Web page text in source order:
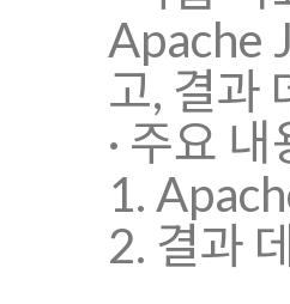
Apache
고, 결과
· 주요 내
1.
2. 결과